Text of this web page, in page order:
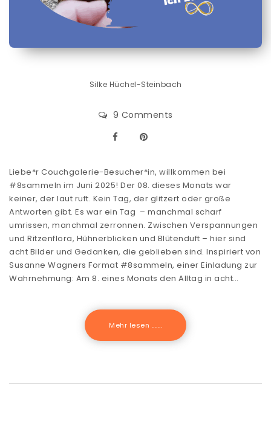
Silke Hüchel-Steinbach
9 Comments
Liebe*r Couchgalerie-Besucher*in, willkommen bei
#8sammeln im Juni 2025! Der 08. dieses Monats war
keiner, der laut ruft. Kein Tag, der glitzert oder große
Antworten gibt. Es war ein Tag – manchmal scharf
umrissen, manchmal zerronnen. Zwischen Verspannungen
und Ritzenflora, Hühnerblicken und Blütenduft – hier sind
acht Bilder und Gedanken, die geblieben sind. Inspiriert von
Susanne Wagners Format #8sammeln, einer Einladung zur
Wahrnehmung: Am 8. eines Monats den Alltag in acht…
Mehr lesen .......